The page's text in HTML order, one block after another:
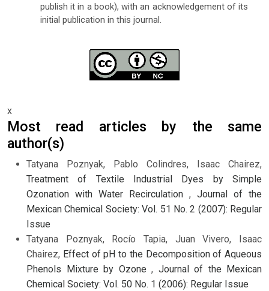
publish it in a book), with an acknowledgement of its
initial publication in this journal.
x
Most read articles by the same
author(s)
Tatyana Poznyak, Pablo Colindres, Isaac Chairez,
Treatment of Textile Industrial Dyes by Simple
Ozonation with Water Recirculation , Journal of the
Mexican Chemical Society: Vol. 51 No. 2 (2007): Regular
Issue
Tatyana Poznyak, Rocío Tapia, Juan Vivero, Isaac
Chairez, Effect of pH to the Decomposition of Aqueous
Phenols Mixture by Ozone , Journal of the Mexican
Chemical Society: Vol. 50 No. 1 (2006): Regular Issue